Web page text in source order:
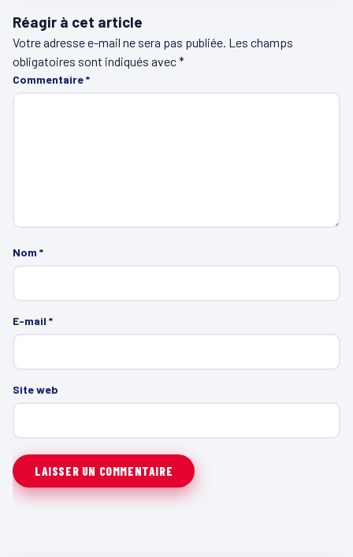
Réagir à cet article
Votre adresse e-mail ne sera pas publiée. Les champs
obligatoires sont indiqués avec*
Commentaire*
Nom *
E-mail *
Site web